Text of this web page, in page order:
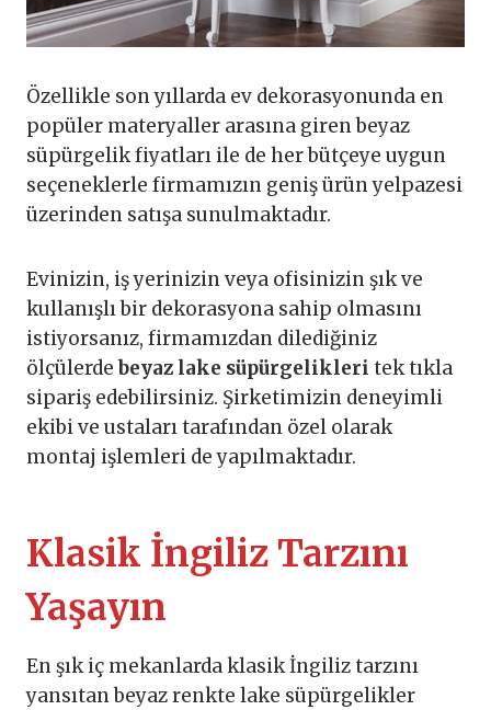
Özellikle son yıllarda ev dekorasyonunda en
popüler materyaller arasına giren beyaz
süpürgelik fiyatları ile de her bütçeye uygun
seçeneklerle firmamızın geniş ürün yelpazesi
üzerinden satışa sunulmaktadır.
Evinizin, iş yerinizin veya ofisinizin şık ve
kullanışlı bir dekorasyona sahip olmasını
istiyorsanız, firmamızdan dilediğiniz
ölçülerdebeyaz lake süpürgelikleri tek tıkla
sipariş edebilirsiniz. Şirketimizin deneyimli
ekibi ve ustaları tarafından özel olarak
montaj işlemleri de yapılmaktadır.
Klasik İngiliz Tarzını
Yaşayın
En şık iç mekanlarda klasik İngiliz tarzını
yansıtan beyaz renkte lake süpürgelikler